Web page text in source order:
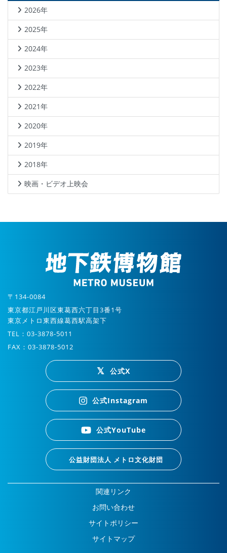
2026年
2025年
2024年
2023年
2022年
2021年
2020年
2019年
2018年
映画・ビデオ上映会
〒134-0084
東京都江戸川区東葛西六丁目3番1号
東京メトロ東西線葛西駅高架下
TEL：03-3878-5011
FAX：03-3878-5012
公式X
公式Instagram
公式YouTube
公益財団法人 メトロ文化財団
関連リンク
お問い合わせ
サイトポリシー
サイトマップ